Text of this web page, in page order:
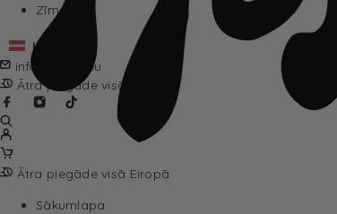
Zīmoli
Latviešu
info@hotta.eu
Ātra piegāde visā Eiropā
Ātra piegāde visā Eiropā
Sākumlapa